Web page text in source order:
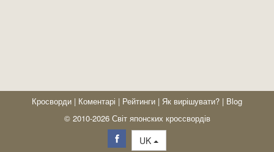
Кросворди | Коментарі | Рейтинги | Як вирішувати? | Blog
© 2010-2026 Світ японских кроссвордів
UK